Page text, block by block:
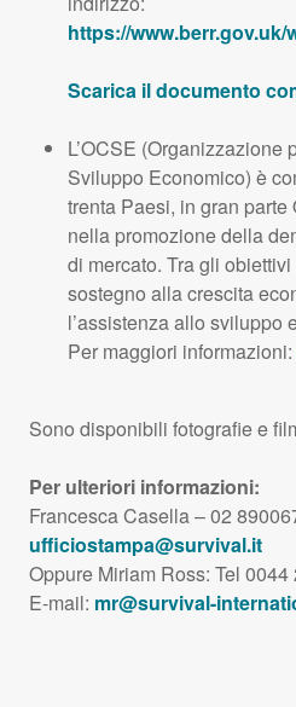
https://
Scarica il documento
L’OCSE (Organizzazione
Sviluppo Economico) è
trenta Paesi, in gran
nella promozione della
di mercato. Tra gli
sostegno alla crescita
l’assistenza allo sviluppo
Per maggiori informazioni:
Sono disponibili fotografie e
Per ulteriori informazioni:
Francesca Casella – 02
ufficiostampa@survival.it
Oppure Miriam Ross: Tel
E-mail: mr@survival-